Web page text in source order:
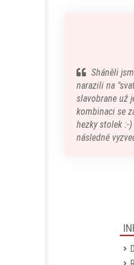
Sháněli
narazili na
slavobrane už
kombinaci se
hezky stolek :-
následné